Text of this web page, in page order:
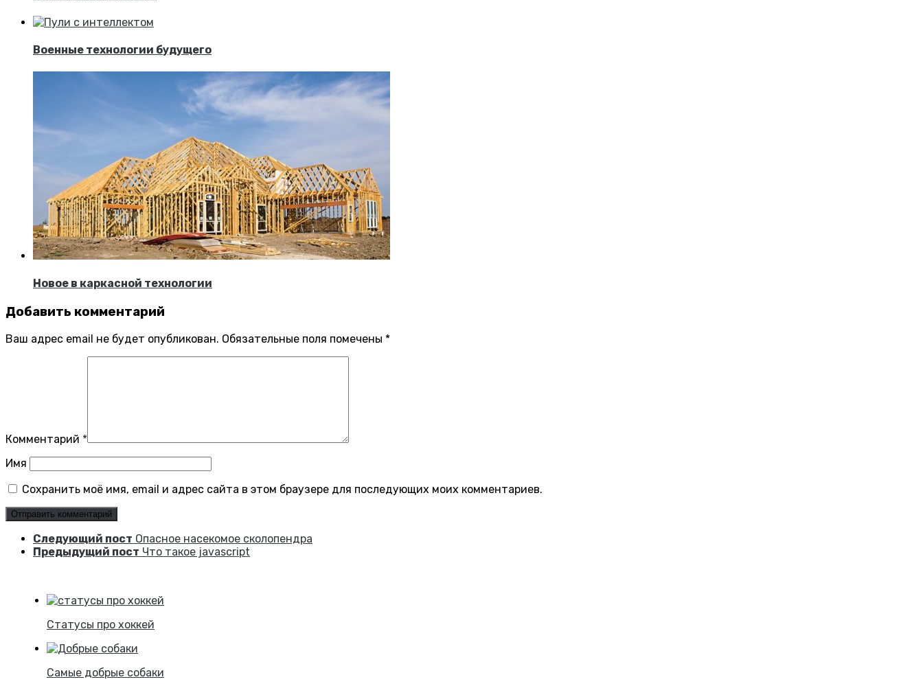
Военные технологии будущего
Новое в каркасной технологии
Добавить комментарий
Ваш адрес email не будет опубликован. Обязательные поля помечены *
Комментарий *
Имя
Сохранить моё имя, email и адрес сайта в этом браузере для последующих моих комментариев.
Следующий пост Опасное насекомое сколопендра
Предыдущий пост Что такое javascript
Статусы про хоккей
Самые добрые собаки